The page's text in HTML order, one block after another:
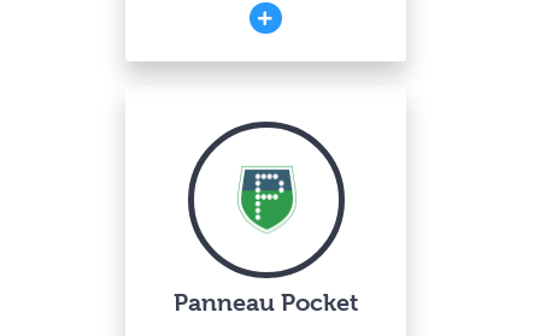
Panneau Pocket